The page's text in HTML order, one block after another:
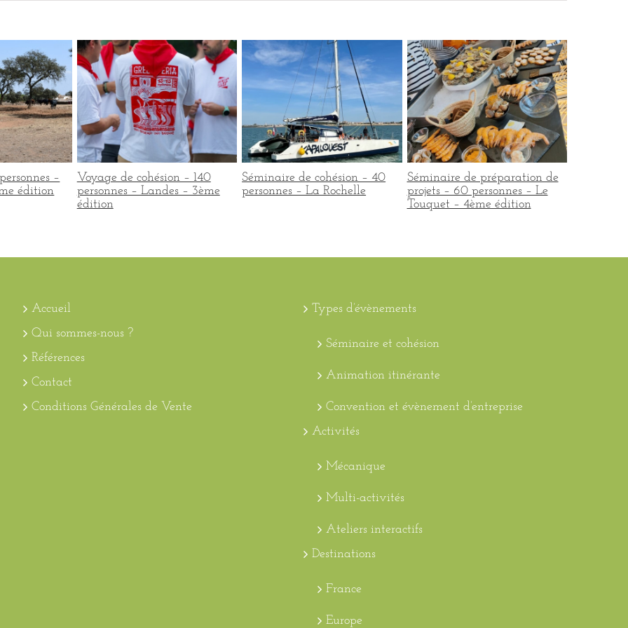
–
édition
Voyage de cohésion – 140
personnes – Landes – 3ème
édition
Séminaire de cohésion – 40
personnes – La Rochelle
Séminaire de préparation de
projets – 60 personnes – Le
Touquet – 4ème édition
Accueil
Qui sommes-nous ?
Références
Contact
Conditions Générales de Vente
Types d’évènements
Séminaire et cohésion
Animation itinérante
Convention et évènement d’entreprise
Activités
Mécanique
Multi-activités
Ateliers interactifs
Destinations
France
Europe